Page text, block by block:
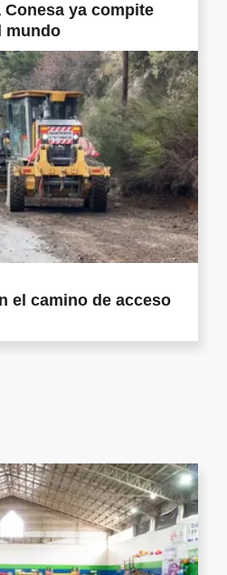
ya compite
mundo
el camino de acceso